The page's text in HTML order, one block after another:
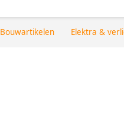
Bouwartikelen Elektra &